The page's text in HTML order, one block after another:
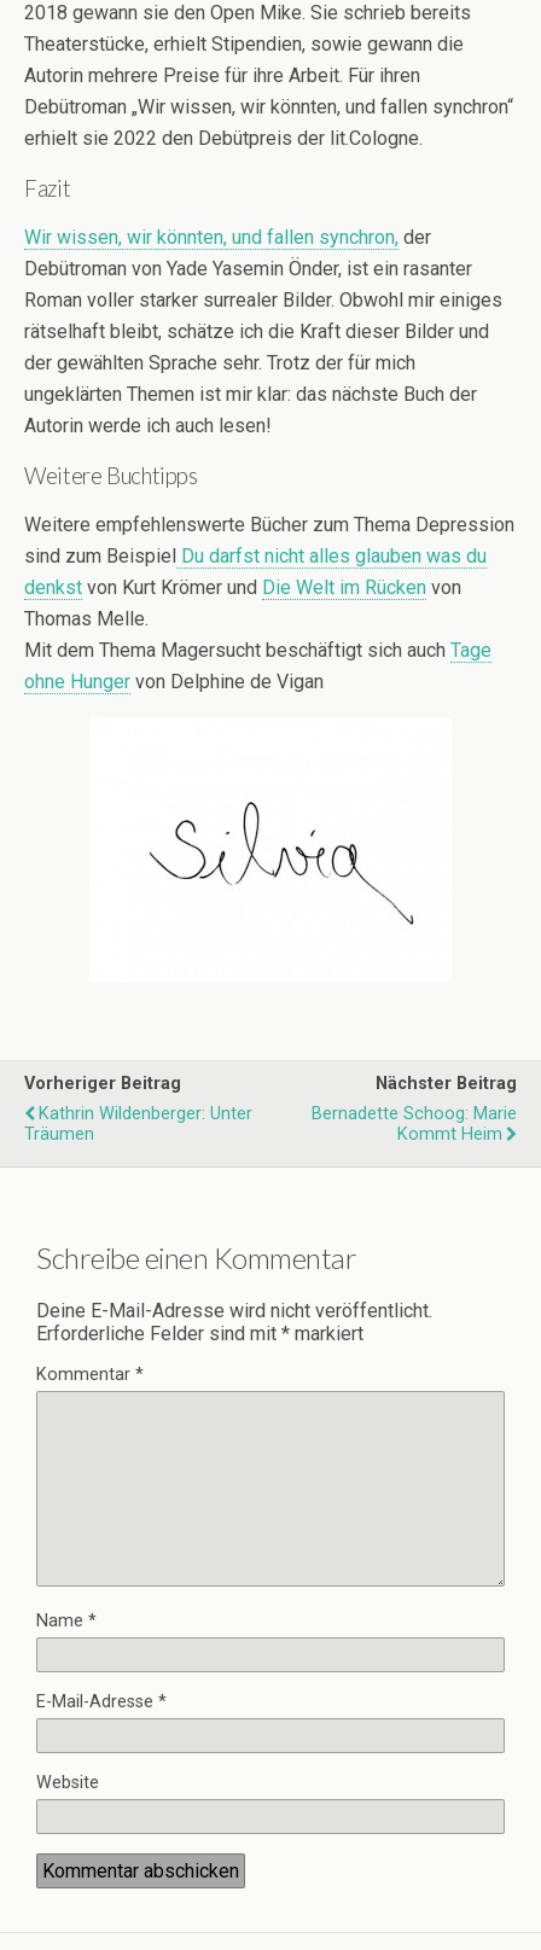
2018 gewann sie den Open Mike. Sie schrieb bereits
Theaterstücke, erhielt Stipendien, sowie gewann die
Autorin mehrere Preise für ihre Arbeit. Für ihren
Debütroman „Wir wissen, wir könnten, und fallen synchron“
erhielt sie 2022 den Debütpreis der lit.Cologne.
Fazit
Wir wissen, wir könnten, und fallen synchron, der
Debütroman von Yade Yasemin Önder, ist ein rasanter
Roman voller starker surrealer Bilder. Obwohl mir einiges
rätselhaft bleibt, schätze ich die Kraft dieser Bilder und
der gewählten Sprache sehr. Trotz der für mich
ungeklärten Themen ist mir klar: das nächste Buch der
Autorin werde ich auch lesen!
Weitere Buchtipps
Weitere empfehlenswerte Bücher zum Thema Depression
sind zum Beispiel Du darfst nicht alles glauben was du
denkst von Kurt Krömer und Die Welt im Rücken von
Thomas Melle.
Mit dem Thema Magersucht beschäftigt sich auch Tage
ohne Hunger von Delphine de Vigan
Vorheriger Beitrag
Kathrin Wildenberger: Unter
Träumen
Nächster Beitrag
Bernadette Schoog: Marie
Kommt Heim
Schreibe einen Kommentar
Deine E-Mail-Adresse wird nicht veröffentlicht.
Erforderliche Felder sind mit * markiert
Kommentar *
Name *
E-Mail-Adresse *
Website